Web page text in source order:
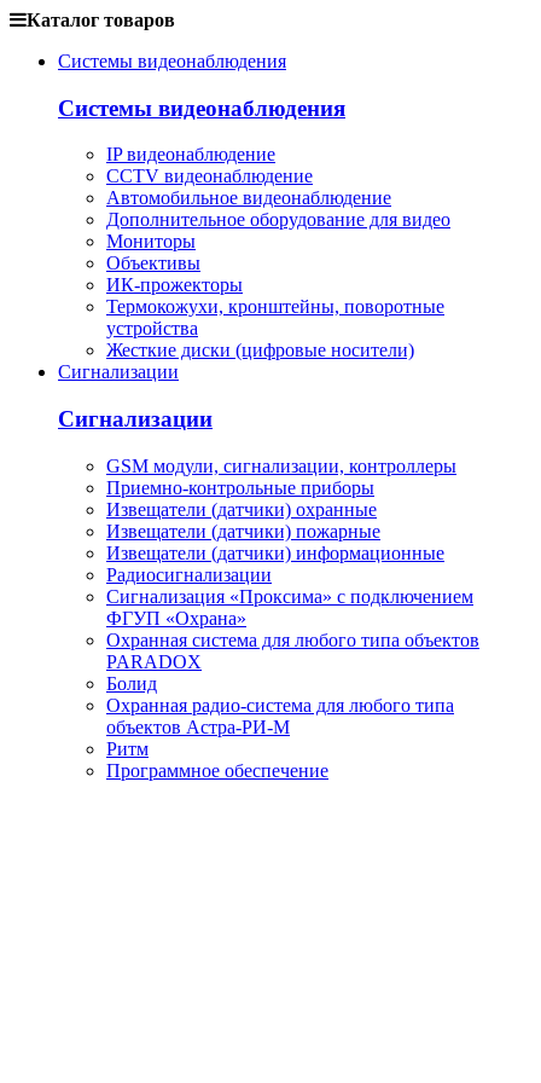
Каталог товаров
Системы видеонаблюдения
Системы видеонаблюдения
IP видеонаблюдение
CCTV видеонаблюдение
Автомобильное видеонаблюдение
Дополнительное оборудование для видео
Мониторы
Объективы
ИК-прожекторы
Термокожухи, кронштейны, поворотные
устройства
Жесткие диски (цифровые носители)
Сигнализации
Сигнализации
GSM модули, сигнализации, контроллеры
Приемно-контрольные приборы
Извещатели (датчики) охранные
Извещатели (датчики) пожарные
Извещатели (датчики) информационные
Радиосигнализации
Сигнализация «Проксима» с подключением
ФГУП «Охрана»
Охранная система для любого типа объектов
PARADOX
Болид
Охранная радио-система для любого типа
объектов Астра-РИ-М
Ритм
Программное обеспечение